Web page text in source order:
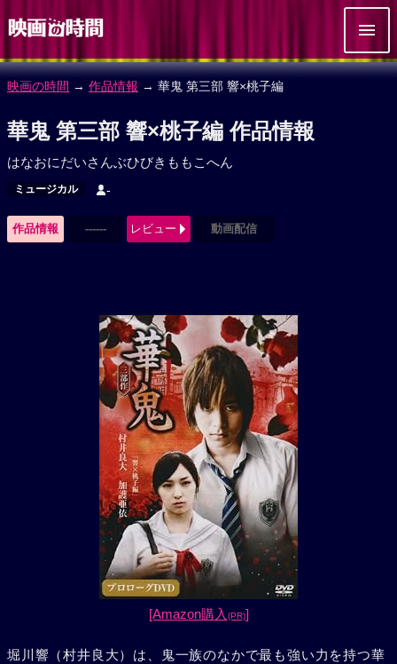
映画の時間 → 作品情報 → 華鬼 第三部 響×桃子編
華鬼 第三部 響×桃子編 作品情報
はなおにだいさんぶひびきももこへん
ミュージカル -
作品情報 ------ レビュー 動画配信
[Amazon購入 (PR)]
堀川響（村井良大）は、鬼一族のなかで最も強い力を持つ華